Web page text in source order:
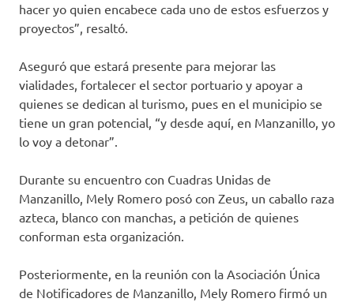
hacer yo quien encabece cada uno de estos esfuerzos y
proyectos”, resaltó.
Aseguró que estará presente para mejorar las
vialidades, fortalecer el sector portuario y apoyar a
quienes se dedican al turismo, pues en el municipio se
tiene un gran potencial, “y desde aquí, en Manzanillo, yo
lo voy a detonar”.
Durante su encuentro con Cuadras Unidas de
Manzanillo, Mely Romero posó con Zeus, un caballo raza
azteca, blanco con manchas, a petición de quienes
conforman esta organización.
Posteriormente, en la reunión con la Asociación Única
de Notificadores de Manzanillo, Mely Romero firmó un